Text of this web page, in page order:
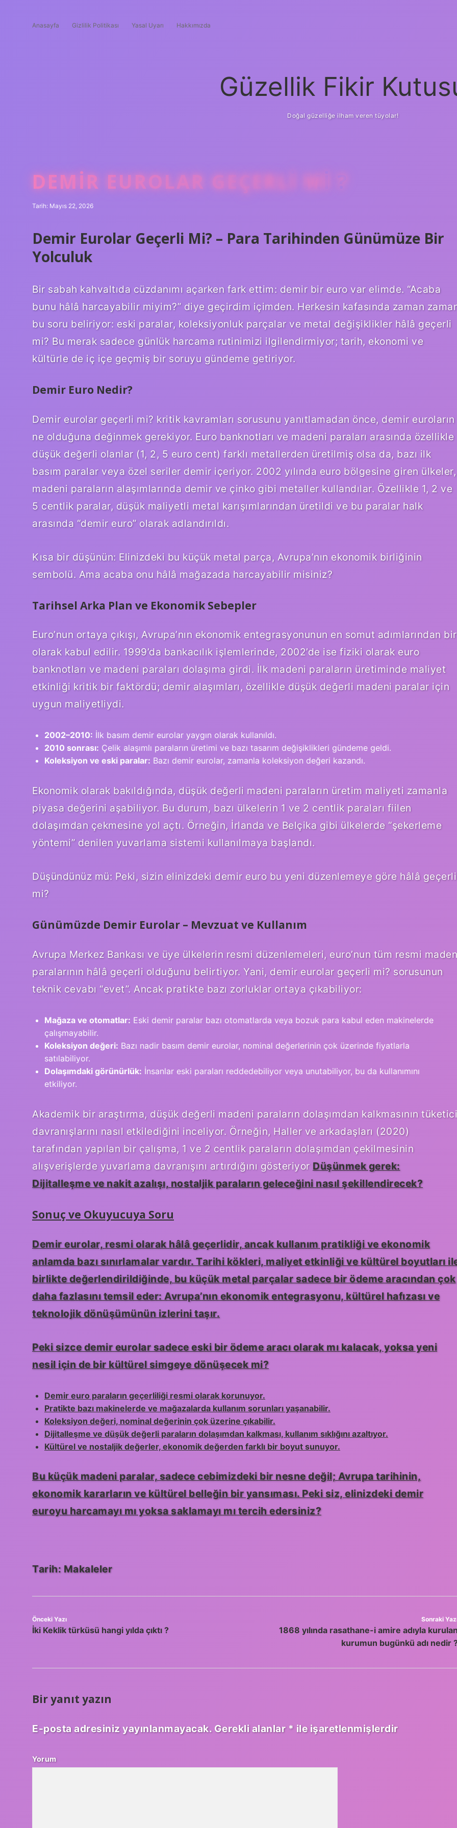
Anasayfa Gizlilik Politikası Yasal Uyarı Hakkımızda
Güzellik Fikir
Doğal güzelliğe ilham veren tüyolar!
DEMIR EUROLAR GEÇERLI MI ?
Tarih: Mayıs 22, 2026
Demir Eurolar Geçerli Mi? – Para Tarihinden Günümüze Bir
Yolculuk
Bir sabah kahvaltıda cüzdanımı açarken fark ettim: demir bir euro var elimde. “Acaba
bunu hâlâ harcayabilir miyim?” diye geçirdim içimden. Herkesin kafasında zaman
bu soru beliriyor: eski paralar, koleksiyonluk parçalar ve metal değişiklikler hâlâ geçerli
mi? Bu merak sadece günlük harcama rutinimizi ilgilendirmiyor; tarih, ekonomi ve
kültürle de iç içe geçmiş bir soruyu gündeme getiriyor.
Demir Euro Nedir?
Demir eurolar geçerli mi? kritik kavramları sorusunu yanıtlamadan önce, demir euroların
ne olduğuna değinmek gerekiyor. Euro banknotları ve madeni paraları arasında özellikle
düşük değerli olanlar (1, 2, 5 euro cent) farklı metallerden üretilmiş olsa da, bazı ilk
basım paralar veya özel seriler demir içeriyor. 2002 yılında euro bölgesine giren ülkeler,
madeni paraların alaşımlarında demir ve çinko gibi metaller kullandılar. Özellikle 1, 2 ve
5 centlik paralar, düşük maliyetli metal karışımlarından üretildi ve bu paralar halk
arasında “demir euro” olarak adlandırıldı.
Kısa bir düşünün: Elinizdeki bu küçük metal parça, Avrupa’nın ekonomik birliğinin
sembolü. Ama acaba onu hâlâ mağazada harcayabilir misiniz?
Tarihsel Arka Plan ve Ekonomik Sebepler
Euro’nun ortaya çıkışı, Avrupa’nın ekonomik entegrasyonunun en somut adımlarından
olarak kabul edilir. 1999’da bankacılık işlemlerinde, 2002’de ise fiziki olarak euro
banknotları ve madeni paraları dolaşıma girdi. İlk madeni paraların üretiminde maliyet
etkinliği kritik bir faktördü; demir alaşımları, özellikle düşük değerli madeni paralar için
uygun maliyetliydi.
2002–2010: İlk basım demir eurolar yaygın olarak kullanıldı.
2010 sonrası: Çelik alaşımlı paraların üretimi ve bazı tasarım değişiklikleri gündeme geldi.
Koleksiyon ve eski paralar: Bazı demir eurolar, zamanla koleksiyon değeri kazandı.
Ekonomik olarak bakıldığında, düşük değerli madeni paraların üretim maliyeti zamanla
piyasa değerini aşabiliyor. Bu durum, bazı ülkelerin 1 ve 2 centlik paraları fiilen
dolaşımdan çekmesine yol açtı. Örneğin, İrlanda ve Belçika gibi ülkelerde “şekerleme
yöntemi” denilen yuvarlama sistemi kullanılmaya başlandı.
Düşündünüz mü: Peki, sizin elinizdeki demir euro bu yeni düzenlemeye göre hâlâ geçerli
mi?
Günümüzde Demir Eurolar – Mevzuat ve Kullanım
Avrupa Merkez Bankası ve üye ülkelerin resmi düzenlemeleri, euro’nun tüm resmi
paralarının hâlâ geçerli olduğunu belirtiyor. Yani, demir eurolar geçerli mi? sorusunun
teknik cevabı “evet”. Ancak pratikte bazı zorluklar ortaya çıkabiliyor:
Mağaza ve otomatlar: Eski demir paralar bazı otomatlarda veya bozuk para kabul eden makinelerde
çalışmayabilir.
Koleksiyon değeri: Bazı nadir basım demir eurolar, nominal değerlerinin çok üzerinde fiyatlarla
satılabiliyor.
Dolaşımdaki görünürlük: İnsanlar eski paraları reddedebiliyor veya unutabiliyor, bu da kullanımını
etkiliyor.
Akademik bir araştırma, düşük değerli madeni paraların dolaşımdan kalkmasının tüketici
davranışlarını nasıl etkilediğini inceliyor. Örneğin, Haller ve arkadaşları (2020)
tarafından yapılan bir çalışma, 1 ve 2 centlik paraların dolaşımdan çekilmesinin
alışverişlerde yuvarlama davranışını artırdığını gösteriyor Düşünmek gerek:
Dijitalleşme ve nakit azalışı, nostaljik paraların geleceğini nasıl şekillendirecek?
Sonuç ve Okuyucuya Soru
Demir eurolar, resmi olarak hâlâ geçerlidir, ancak kullanım pratikliği ve ekonomik
anlamda bazı sınırlamalar vardır. Tarihi kökleri, maliyet etkinliği ve kültürel boyutları
birlikte değerlendirildiğinde, bu küçük metal parçalar sadece bir ödeme aracından çok
daha fazlasını temsil eder: Avrupa’nın ekonomik entegrasyonu, kültürel hafızası ve
teknolojik dönüşümünün izlerini taşır.
Peki sizce demir eurolar sadece eski bir ödeme aracı olarak mı kalacak, yoksa yeni
nesil için de bir kültürel simgeye dönüşecek mi?
Demir euro paraların geçerliliği resmi olarak korunuyor.
Pratikte bazı makinelerde ve mağazalarda kullanım sorunları yaşanabilir.
Koleksiyon değeri, nominal değerinin çok üzerine çıkabilir.
Dijitalleşme ve düşük değerli paraların dolaşımdan kalkması, kullanım sıklığını azaltıyor.
Kültürel ve nostaljik değerler, ekonomik değerden farklı bir boyut sunuyor.
Bu küçük madeni paralar, sadece cebimizdeki bir nesne değil; Avrupa tarihinin,
ekonomik kararların ve kültürel belleğin bir yansıması. Peki siz, elinizdeki demir
euroyu harcamayı mı yoksa saklamayı mı tercih edersiniz?
Tarih: Makaleler
Önceki Yazı
İki Keklik türküsü hangi yılda çıktı ?
Sonraki
1868 yılında rasathane-i amire adıyla
kurumun bugünkü adı nedir
Bir yanıt yazın
E-posta adresiniz yayınlanmayacak. Gerekli alanlar * ile işaretlenmişlerdir
Yorum